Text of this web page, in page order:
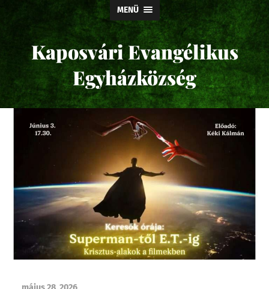
MENÜ
Kaposvári Evangélikus
Egyházközség